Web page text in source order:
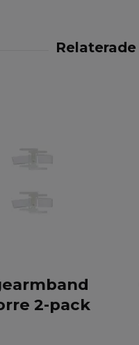
2-pack